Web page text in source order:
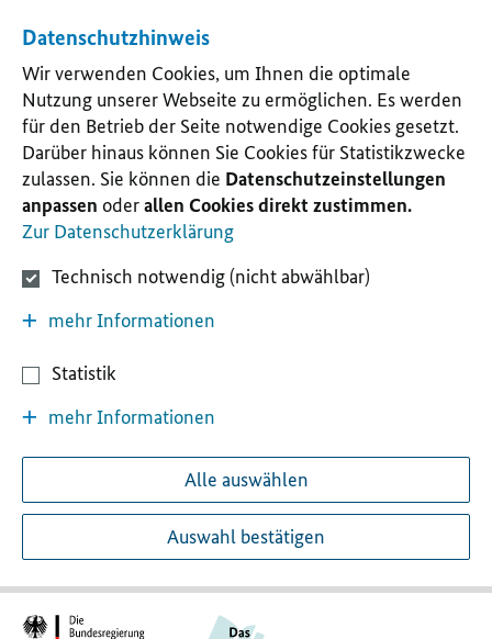
Datenschutzhinweis
Wir verwenden Cookies, um Ihnen die optimale
Nutzung unserer Webseite zu ermöglichen. Es werden
für den Betrieb der Seite notwendige Cookies gesetzt.
Darüber hinaus können Sie Cookies für Statistikzwecke
zulassen. Sie können die Datenschutzeinstellungen
anpassen oderallen Cookies direkt zustimmen.
Zur Datenschutzerklärung
Technisch notwendig (nicht abwählbar)
mehr Informationen
Statistik
mehr Informationen
Alle auswählen
Auswahl bestätigen